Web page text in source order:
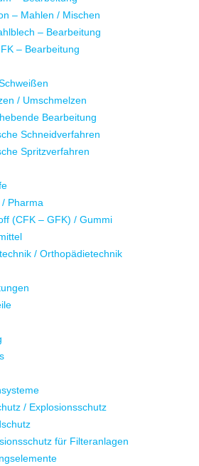
– Mahlen / Mischen
– Bearbeitung
– Bearbeitung
/ Umschmelzen
Bearbeitung
Schneidverfahren
Spritzverfahren
Pharma
(CFK – GFK) / Gummi
/ Orthopädietechnik
/ Explosionsschutz
für Filteranlagen